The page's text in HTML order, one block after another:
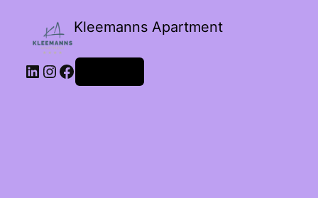
Kleemanns Apartment